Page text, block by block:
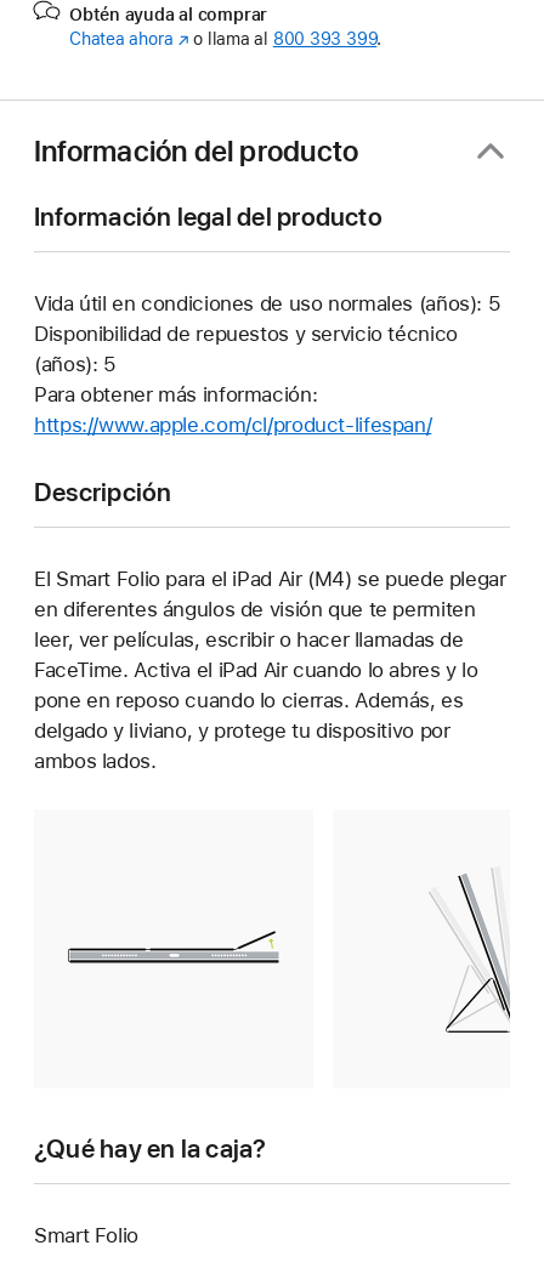
Obtén ayuda al comprar
Chatea ahora (Se
nueva)
o llama al 800 393 399.
Información del producto
Información legal del producto
Vida útil en condiciones de uso normales (años): 5
Disponibilidad de repuestos y servicio técnico
(años): 5
Para obtener más información:
https://www.apple.com/cl/product-lifespan/(Se
nueva)
Descripción
El Smart Folio para el iPad Air (M4) se puede plegar
en diferentes ángulos de visión que te permiten
leer, ver películas, escribir o hacer llamadas de
FaceTime. Activa el iPad Air cuando lo abres y lo
pone en reposo cuando lo cierras. Además, es
delgado y liviano, y protege tu dispositivo por
ambos lados.
¿Qué hay en la caja?
Smart Folio